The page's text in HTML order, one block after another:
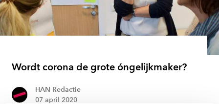
Wordt corona de grote óngelijkmaker?
HAN Redactie
07 april 2020